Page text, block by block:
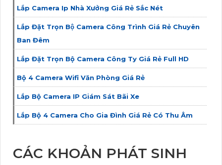
Lắp Camera Ip Nhà Xưởng Giá Rẻ Sắc Nét
Lắp Đặt Trọn Bộ Camera Công Trình Giá Rẻ Chuyên
Ban Đêm
Lắp Đặt Trọn Bộ Camera Công Ty Giá Rẻ Full HD
Bộ 4 Camera Wifi Văn Phòng Giá Rẻ
Lắp Bộ Camera IP Giám Sát Bãi Xe
Lắp Bộ 4 Camera Cho Gia Đình Giá Rẻ Có Thu Âm
CÁC KHOẢN PHÁT SINH